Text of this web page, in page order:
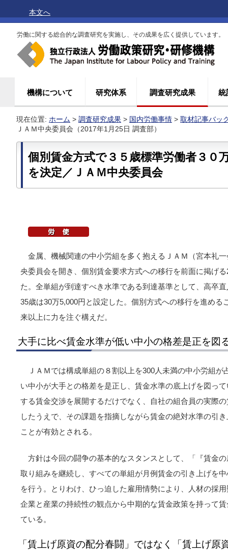
本文へ
労働に関する総合的な調査研究を実施し、その成果を広く提供しています。
機構について 研究体系 調査研究成果 統
現在位置: ホーム > 調査研究成果 > 国内労働事情 > 取材記事バッ
ＪＡＭ中央委員会（2017年1月25日 調査部）
個別賃金方式で３５歳標準労働者３０
を決定／ＪＡＭ中央委員会
金属、機械関連の中小労組を多く抱えるＪＡＭ（宮本礼
央委員会を開き、個別賃金要求方式への移行を前面に掲げ
た。全単組が到達すべき水準である到達基準として、高卒
35歳は30万5,000円と設定した。個別方式への移行を進める
来以上に力を注ぐ構えだ。
大手に比べ賃金水準が低い中小の格差是正を図
ＪＡＭでは構成単組の８割以上を300人未満の中小労組
い中小が大手との格差を是正し、賃金水準の底上げを図っ
する賃金交渉を展開するだけでなく、自社の組合員の実際
したうえで、その課題を指摘しながら賃金の絶対水準の引
ことが有効とされる。
方針は今回の闘争の基本的なスタンスとして、「『賃金
取り組みを継続し、すべての単組が月例賃金の引き上げを
を行う。とりわけ、ひっ迫した雇用情勢により、人材の採
企業と産業の持続性の観点から中期的な賃金政策を持って
ている。
「賃上げ原資の配分春闘」ではなく「賃上げ原